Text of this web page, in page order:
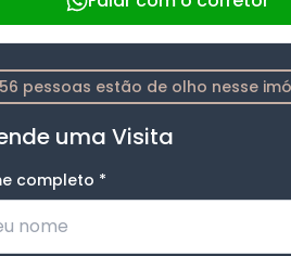
pessoas estão de olho nesse
uma Visita
completo *